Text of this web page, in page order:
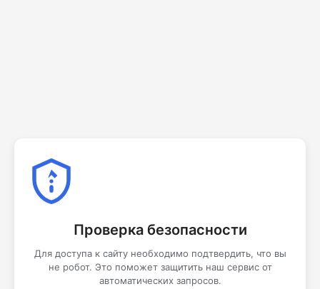
Проверка безопасности
Для доступа к сайту необходимо подтвердить, что вы
не робот. Это поможет защитить наш сервис от
автоматических запросов.